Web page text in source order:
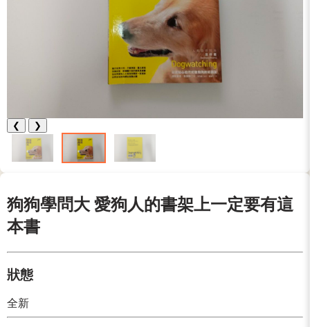
❮ ❯
狗狗學問大 愛狗人的書架上一定要有這
本書
狀態
全新